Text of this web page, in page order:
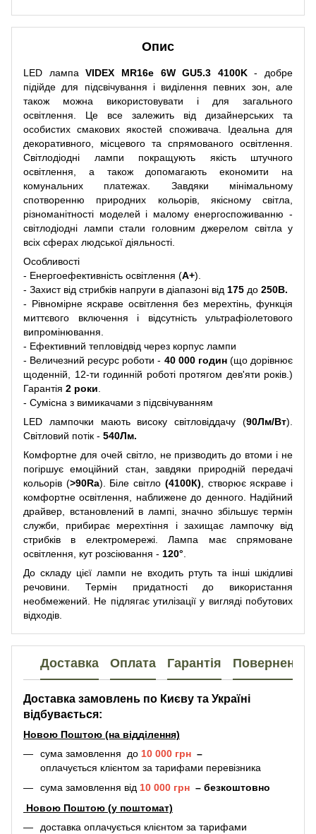
Опис
LED лампаVIDEX MR16e 6W GU5.3 4100K- добре
підійде для підсвічування і виділення певних зон, але
також можна використовувати і для загального
освітлення. Це все залежить від дизайнерських та
особистих смакових якостей споживача. Ідеальна для
декоративного, місцевого та спрямованого освітлення.
Світлодіодні лампи покращують якість штучного
освітлення, а також допомагають економити на
комунальних платежах. Завдяки мінімальному
спотворенню природних кольорів, якісному світла,
різноманітності моделей і малому енергоспоживанню -
світлодіодні лампи стали головним джерелом світла у
всіх сферах людської діяльності.
Особливості
- Енергоефективність освітлення (A+).
- Захист від стрибків напруги в діапазоні від 175 до 250В.
- Рівномірне яскраве освітлення без мерехтінь, функція
миттєвого включення і відсутність ультрафіолетового
випромінювання.
- Ефективний тепловідвід через корпус лампи
- Величезний ресурс роботи - 40 000 годин(що дорівнює
щоденній, 12-ти годинній роботі протягом дев'яти років.)
Гарантія 2 роки
- Сумісна з вимикачами з підсвічуванням
LED лампочки мають високу світловіддачу (90Лм/Вт).
Світловий потік - 540Лм.
Комфортне для очей світло, не призводить до втоми і не
погіршує емоційний стан, завдяки природній передачі
кольорів (>90Ra). Біле світло (4100К) , створює яскраве і
комфортне освітлення, наближене до денного. Надійний
драйвер, встановлений в лампі, значно збільшує термін
служби, прибирає мерехтіння і захищає лампочку від
стрибків в електромережі. Лампа має спрямоване
освітлення, кут розсіювання - 120°
До складу цієї лампи не входить ртуть та інші шкідливі
речовини. Термін придатності до використання
необмежений. Не підлягає утилізації у вигляді побутових
відходів.
Доставка Оплата Гарантія Повернення
Доставка замовлень по Києву та Україні
відбувається:
Новою Поштою (на відділення)
сума замовлення до 10 000 грн –
оплачується клієнтом за тарифами перевізника
сума замовлення від 10 000 грн – безкоштовно
Новою Поштою (у поштомат)
доставка оплачується клієнтом за тарифами